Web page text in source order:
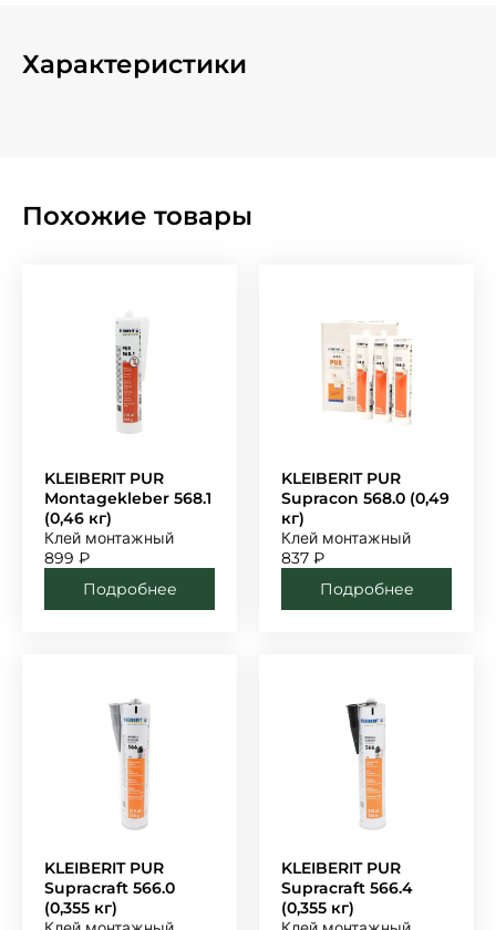
Характеристики
Похожие товары
KLEIBERIT PUR
Montagekleber 568.1
(0,46 кг)
Клей монтажный
899 ₽
Подробнее
KLEIBERIT PUR
Supracon 568.0 (0,49
кг)
Клей монтажный
837 ₽
Подробнее
KLEIBERIT PUR
Supracraft 566.0
(0,355 кг)
KLEIBERIT PUR
Supracraft 566.4
(0,355 кг)